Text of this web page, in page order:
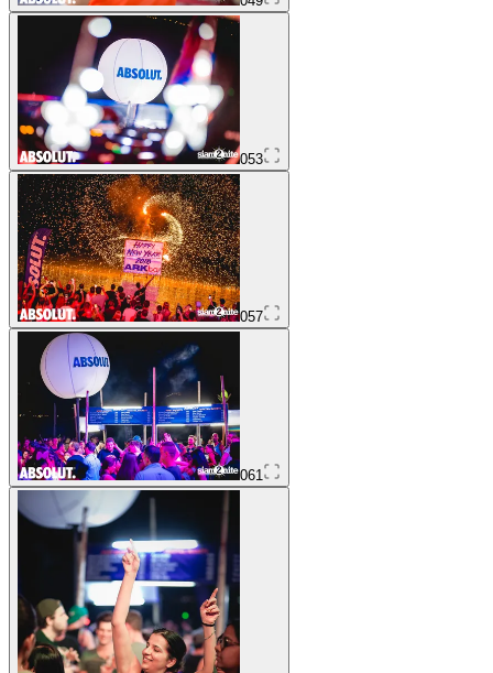
053
057
061